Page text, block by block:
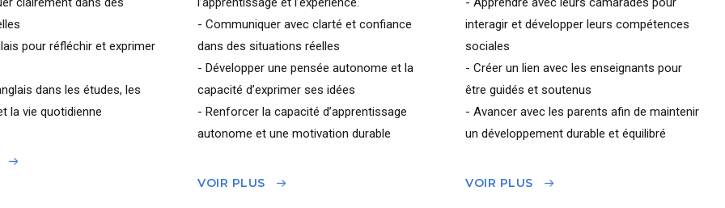
pour réfléchir et exprimer
dans les études, les
la vie quotidienne
- Communiquer avec clarté et confiance
dans des situations réelles
- Développer une pensée autonome et la
capacité d’exprimer ses idées
- Renforcer la capacité d’apprentissage
autonome et une motivation durable
VOIR PLUS
interagir et développer leurs compétences
sociales
- Créer un lien avec les enseignants pour
être guidés et soutenus
- Avancer avec les parents afin de maintenir
un développement durable et équilibré
VOIR PLUS